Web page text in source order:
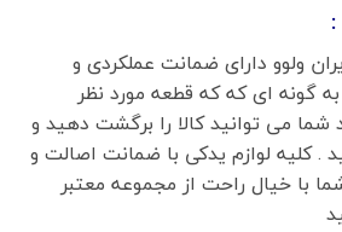
ولوو دارای ضمانت عملکردی و
گونه ای که که قطعه مورد نظر
شما می توانید کالا را برگشت دهید و
. کلیه لوازم یدکی با ضمانت اصالت و
با خیال راحت از مجموعه معتبر